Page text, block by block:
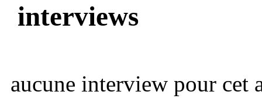
interviews
aucune interview pour cet